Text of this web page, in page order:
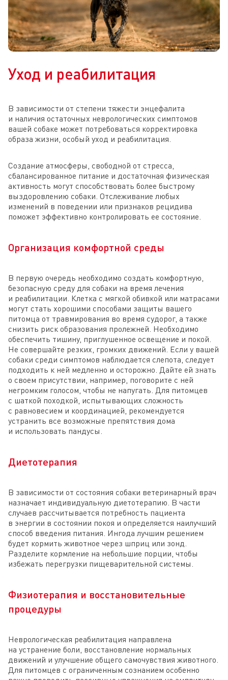
Уход и реабилитация
В зависимости от степени тяжести энцефалита
и наличия остаточных неврологических симптомов
вашей собаке может потребоваться корректировка
образа жизни, особый уход и реабилитация.
Создание атмосферы, свободной от стресса,
сбалансированное питание и достаточная физическая
активность могут способствовать более быстрому
выздоровлению собаки. Отслеживание любых
изменений в поведении или признаков рецидива
поможет эффективно контролировать ее состояние.
Организация комфортной среды
В первую очередь необходимо создать комфортную,
безопасную среду для собаки на время лечения
и реабилитации. Клетка с мягкой обивкой или матрасами
могут стать хорошими способами защиты вашего
питомца от травмирования во время судорог, а также
снизить риск образования пролежней. Необходимо
обеспечить тишину, приглушенное освещение и покой.
Не совершайте резких, громких движений. Если у вашей
собаки среди симптомов наблюдается слепота, следует
подходить к ней медленно и осторожно. Дайте ей знать
о своем присутствии, например, поговорите с ней
негромким голосом, чтобы не напугать. Для питомцев
с шаткой походкой, испытывающих сложность
с равновесием и координацией, рекомендуется
устранить все возможные препятствия дома
и использовать пандусы.
Диетотерапия
В зависимости от состояния собаки ветеринарный врач
назначает индивидуальную диетотерапию. В части
случаев рассчитывается потребность пациента
в энергии в состоянии покоя и определяется наилучший
способ введения питания. Ингода лучшим решением
будет кормить животное через шприц или зонд.
Разделите кормление на небольшие порции, чтобы
избежать перегрузки пищеварительной системы.
Физиотерапия и восстановительные
процедуры
Неврологическая реабилитация направлена
на устранение боли, восстановление нормальных
движений и улучшение общего самочувствия животного.
Для питомцев с ограниченным сознанием особенно